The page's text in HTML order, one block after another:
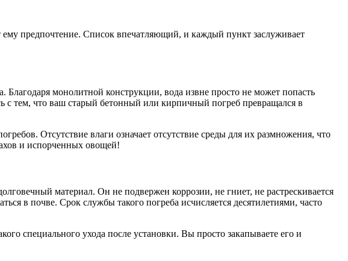
предпочтение. Список впечатляющий, и каждый пункт заслуживает
монолитной конструкции, вода извне просто не может попасть
с тем, что ваш старый бетонный или кирпичный погреб превращался в
Отсутствие влаги означает отсутствие среды для их размножения, что
и испорченных овощей!
материал. Он не подвержен коррозии, не гниет, не растрескивается
в почве. Срок службы такого погреба исчисляется десятилетиями, часто
специального ухода после установки. Вы просто закапываете его и